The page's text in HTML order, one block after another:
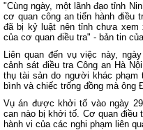
"Cùng ngày, một lãnh đạo tỉnh
cơ quan công an tiến hành điều
đã bị kỷ luật nên tỉnh chưa
của cơ quan điều tra" - bản tin
Liên quan đến vụ việc này,
cảnh sát điều tra Công an Hà
thụ tài sản do người khác phạm
bình và chiếc trống đồng mà ông
Vụ án được khởi tố vào ngày
can nào bị khởi tố. Cơ quan điều
hành vi của các nghi phạm liên